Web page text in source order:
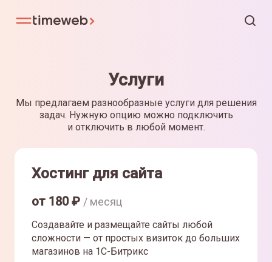
Услуги
Мы предлагаем разнообразные услуги для решения
задач. Нужную опцию можно подключить
и отключить в любой момент.
Хостинг для сайта
от 180₽ / месяц
Создавайте и размещайте сайты любой
сложности — от простых визиток до больших
магазинов на 1С-Битрикс